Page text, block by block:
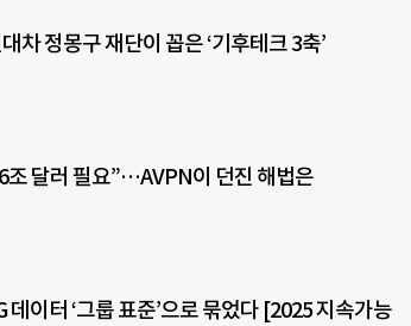
정몽구 재단이 꼽은 ‘기후테크 3축’
조 달러 필요”…AVPN이 던진 해법은
데이터 ‘그룹 표준’으로 묶었다 [2025 지속가능